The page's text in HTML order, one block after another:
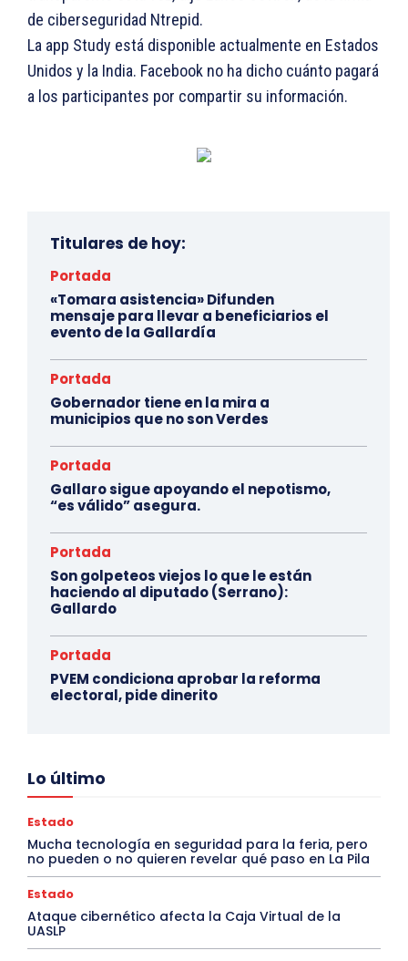
de ciberseguridad Ntrepid.
La app Study está disponible actualmente en Estados
Unidos y la India. Facebook no ha dicho cuánto pagará
a los participantes por compartir su información.
Titulares de hoy:
Portada
«Tomara asistencia» Difunden
mensaje para llevar a beneficiarios el
evento de la Gallardía
Portada
Gobernador tiene en la mira a
municipios que no son Verdes
Portada
Gallaro sigue apoyando el nepotismo,
“es válido” asegura.
Portada
Son golpeteos viejos lo que le están
haciendo al diputado (Serrano):
Gallardo
Portada
PVEM condiciona aprobar la reforma
electoral, pide dinerito
Lo último
Estado
Mucha tecnología en seguridad para la feria, pero
no pueden o no quieren revelar qué paso en La Pila
Estado
Ataque cibernético afecta la Caja Virtual de la
UASLP